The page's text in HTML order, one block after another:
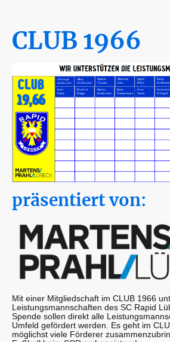
CLUB 1966
präsentiert von:
Mit einer Mitgliedschaft im CLUB 1966
Leistungsmannschaften des SC Rapid
Spende sollen direkt alle
Umfeld gefördert werden. Es geht im
möglichst viele Förderer